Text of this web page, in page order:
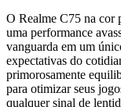
O Realme C75 na cor
uma performance
vanguarda em um
expectativas do
primorosamente
para otimizar seus
qualquer sinal de